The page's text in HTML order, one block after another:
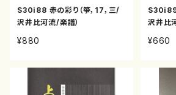
S30i88 赤の彩り（箏，17，三/
沢井比河流/楽譜）
¥880
S30i89
沢井比
¥660